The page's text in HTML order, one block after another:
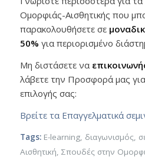
Ομορφιάς-Αισθητικής που
παρακολουθήσετε σε
50% για περιορισμένο
Μη διστάσετε να
λάβετε την Προσφορά μας
επιλογής σας:
Βρείτε τα Επαγγελματικά
Tags: E-learning, διαγωνισμός,
Αισθητική, Σπουδές στην